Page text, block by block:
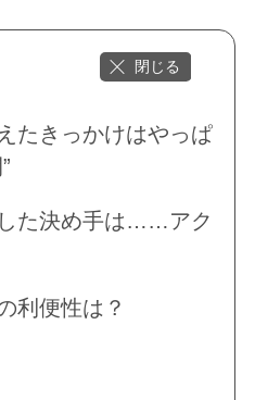
たきっかけはやっぱ
た決め手は……アク
利便性は？